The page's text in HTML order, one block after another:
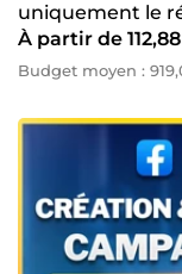
uniquement le
À partir de
Budget moyen :